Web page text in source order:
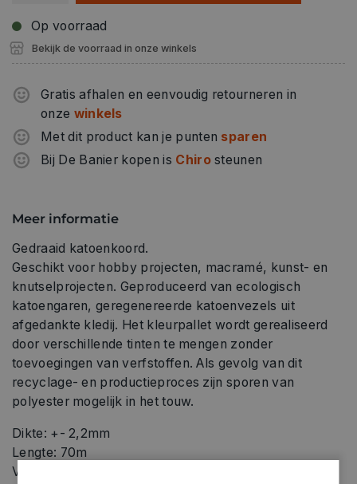
Op voorraad
Bekijk de voorraad in onze winkels
Gratis afhalen en eenvoudig retourneren in
onze winkels
Met dit product kan je punten sparen
Bij De Banier kopen is Chirosteunen
Meer informatie
Gedraaid katoenkoord.
Geschikt voor hobby projecten, macramé, kunst- en
knutselprojecten. Geproduceerd van ecologisch
katoengaren, geregenereerde katoenvezels uit
afgedankte kledij. Het kleurpallet wordt gerealiseerd
door verschillende tinten te mengen zonder
toevoegingen van verfstoffen. Als gevolg van dit
recyclage- en productieproces zijn sporen van
polyester mogelijk in het touw.
Dikte: +- 2,2mm
Lengte: 70m
Vochtbestendigheid: groot absorberend vermogen